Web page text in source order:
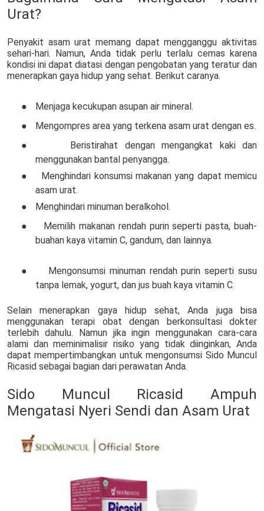
Urat?
Penyakit asam urat memang dapat mengganggu aktivitas
sehari-hari. Namun, Anda tidak perlu terlalu cemas karena
kondisi ini dapat diatasi dengan pengobatan yang teratur dan
menerapkan gaya hidup yang sehat. Berikut caranya.
● Menjaga kecukupan asupan air mineral.
● Mengompres area yang terkena asam urat dengan es.
●
Beristirahat dengan mengangkat kaki dan
menggunakan bantal penyangga.
●
Menghindari konsumsi makanan yang dapat memicu
asam urat.
● Menghindari minuman beralkohol.
●
Memilih makanan rendah purin seperti pasta, buah-
buahan kaya vitamin C, gandum, dan lainnya.
●
Mengonsumsi minuman rendah purin seperti susu
tanpa lemak, yogurt, dan jus buah kaya vitamin C.
Selain menerapkan gaya hidup sehat, Anda juga bisa
menggunakan terapi obat dengan berkonsultasi dokter
terlebih dahulu. Namun jika ingin menggunakan cara-cara
alami dan meminimalisir risiko yang tidak diinginkan, Anda
dapat mempertimbangkan untuk mengonsumsi Sido Muncul
Ricasid sebagai bagian dari perawatan Anda.
Sido Muncul Ricasid Ampuh
Mengatasi Nyeri Sendi dan Asam Urat